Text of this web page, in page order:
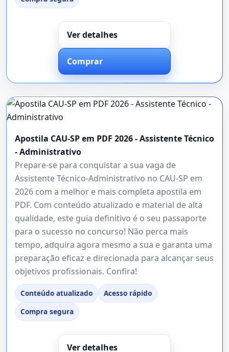
Ver detalhes
Comprar
Apostila CAU-SP em PDF 2026 - Assistente Técnico
- Administrativo
Prepare-se para conquistar a sua vaga de
Assistente Técnico-Administrativo no CAU-SP em
2026 com a melhor e mais completa apostila em
PDF. Com conteúdo atualizado e material de alta
qualidade, este guia definitivo é o seu passaporte
para o sucesso no concurso! Não perca mais
tempo, adquira agora mesmo a sua e garanta uma
preparação eficaz e direcionada para alcançar seus
objetivos profissionais. Confira!
Conteúdo atualizado
Acesso rápido
Compra segura
Ver detalhes